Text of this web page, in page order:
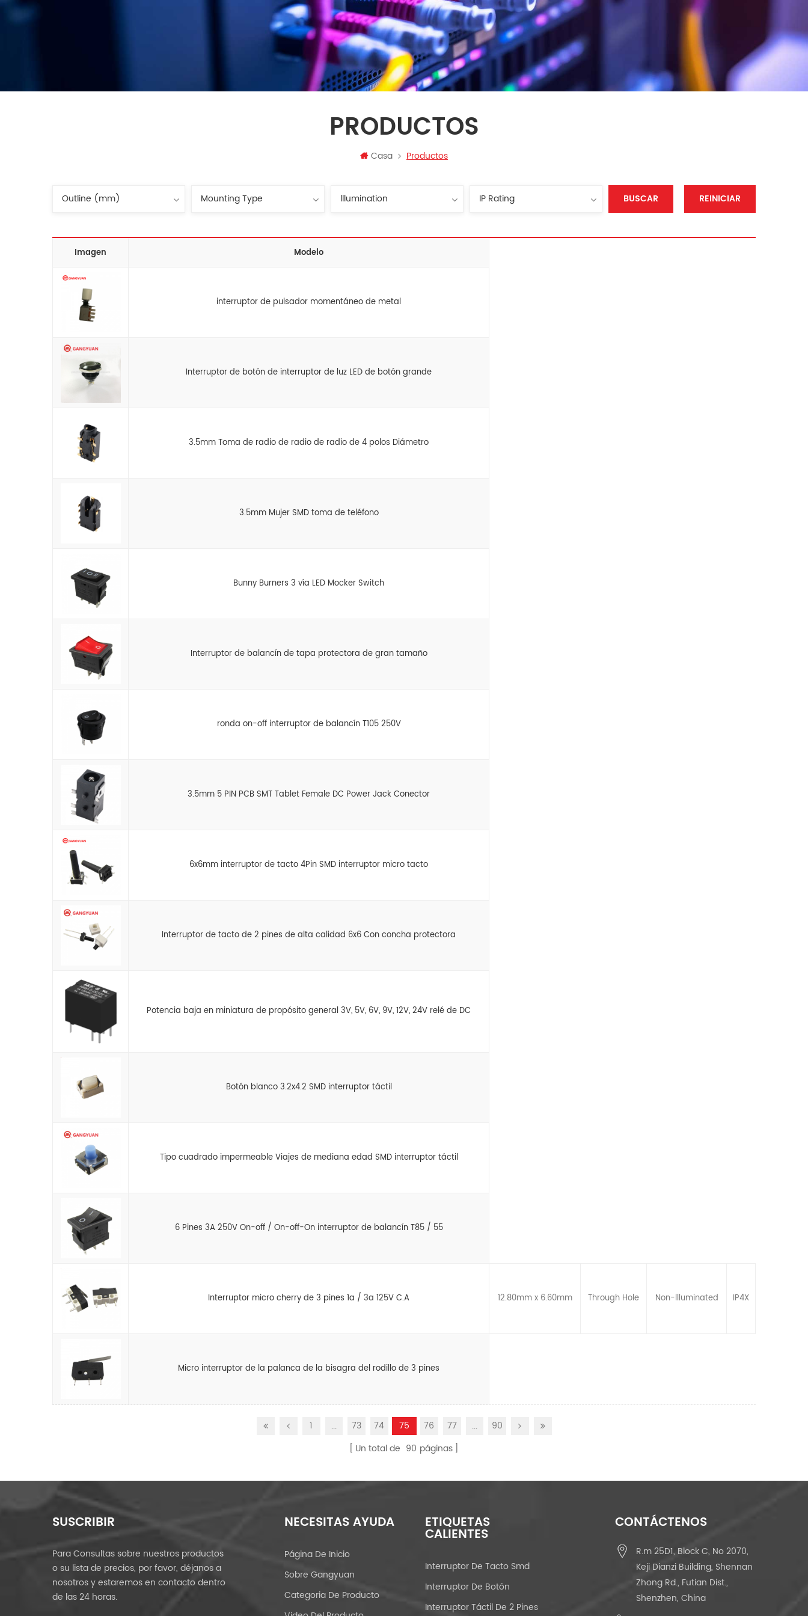
PRODUCTOS
Casa Productos
BUSCAR REINICIAR
Imagen Modelo
interruptor de pulsador momentáneo de metal
Interruptor de botón de interruptor de luz LED de botón grande
3.5mm Toma de radio de radio de radio de 4 polos Diámetro
3.5mm Mujer SMD toma de teléfono
Bunny Burners 3 vía LED Mocker Switch
Interruptor de balancín de tapa protectora de gran tamaño
ronda on-off interruptor de balancín T105 250V
3.5mm 5 PIN PCB SMT Tablet Female DC Power Jack Conector
6x6mm interruptor de tacto 4Pin SMD interruptor micro tacto
Interruptor de tacto de 2 pines de alta calidad 6x6 Con concha protectora
Potencia baja en miniatura de propósito general 3V, 5V, 6V, 9V, 12V, 24V relé de DC
Botón blanco 3.2x4.2 SMD interruptor táctil
Tipo cuadrado impermeable Viajes de mediana edad SMD interruptor táctil
6 Pines 3A 250V On-off / On-off-On interruptor de balancín T85 / 55
Interruptor micro cherry de 3 pines 1a / 3a 125V C.A 12.80mm x 6.60mm Through Hole Non-llluminated IP4X
Micro interruptor de la palanca de la bisagra del rodillo de 3 pines
1 ... 73 74 75 76 77 ...
90
Un total de 90 páginas
SUSCRIBIR
Para Consultas sobre nuestros productos
o su lista de precios, por favor, déjanos a
nosotros y estaremos en contacto dentro
de las 24 horas.
NECESITAS AYUDA
Página De Inicio
Sobre Gangyuan
Categoria De Producto
ETIQUETAS
CALIENTES
Interruptor De Tacto Smd
Interruptor De Botón
Interruptor Táctil De 2 Pines
CONTÁCTENOS
R.m 25D1, Block C, No 2070,
Keji Dianzi Building, Shennan
Zhong Rd., Futian Dist.,
Shenzhen, China